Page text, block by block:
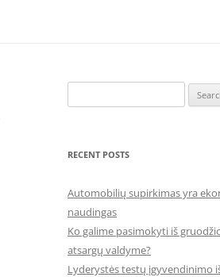
for:
RECENT POSTS
Automobilių supirkimas yra
naudingas
Ko galime pasimokyti iš
atsargų valdyme?
Lyderystės testų įgyvendinimo